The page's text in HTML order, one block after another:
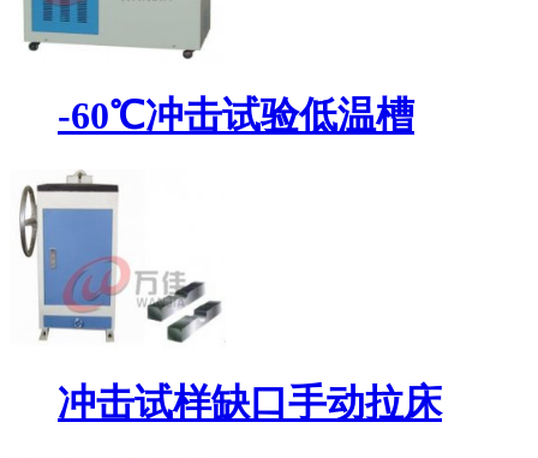
-60℃冲击试验低温槽
冲击试样缺口手动拉床